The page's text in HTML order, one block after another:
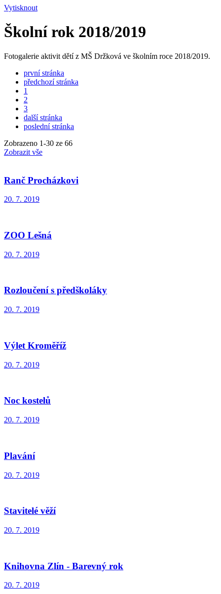
Vytisknout
Školní rok 2018/2019
Fotogalerie aktivit dětí z MŠ Držková ve školním roce 2018/2019.
první stránka
předchozí stránka
1
2
3
další stránka
poslední stránka
Zobrazeno 1-30 ze 66
Zobrazit vše
Ranč Procházkovi
20. 7. 2019
ZOO Lešná
20. 7. 2019
Rozloučení s předškoláky
20. 7. 2019
Výlet Kroměříž
20. 7. 2019
Noc kostelů
20. 7. 2019
Plavání
20. 7. 2019
Stavitelé věží
20. 7. 2019
Knihovna Zlín - Barevný rok
20. 7. 2019